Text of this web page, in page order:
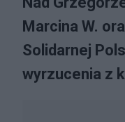
Marcina W.
Solidarnej
wyrzucenia z